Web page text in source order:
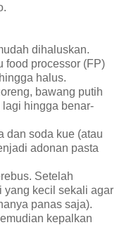
dihaluskan.
food processor (FP)
halus.
bawang putih
lagi hingga benar-
dan soda kue (atau
adonan pasta
Setelah
yang kecil sekali agar
panas saja).
kepalkan